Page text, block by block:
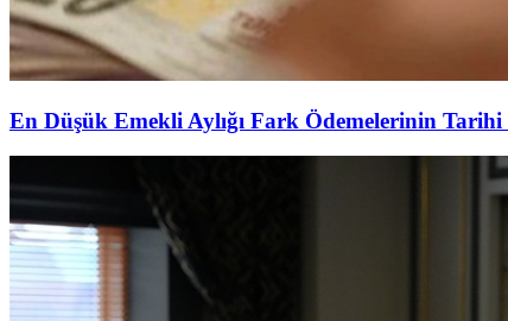
En Düşük Emekli Aylığı Fark Ödemelerinin